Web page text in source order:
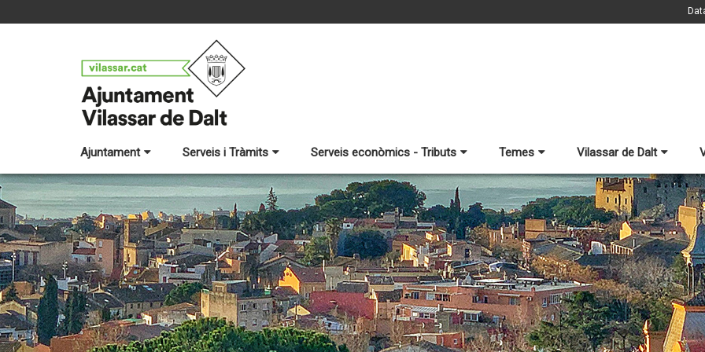
Ajuntament Serveis i Tràmits Serveis econòmics - Tributs Temes Vilassar de Dalt